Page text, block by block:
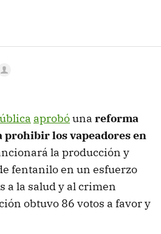
aprobóuna reforma
los vapeadores en
la producción y
fentanilo en un esfuerzo
a la salud y al crimen
obtuvo 86 votos a favor y